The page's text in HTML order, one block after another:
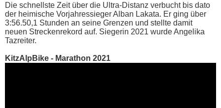
Die schnellste Zeit über die Ultra-Distanz verbucht bis dato
der heimische Vorjahressieger Alban Lakata. Er ging über
3:56.50,1 Stunden an seine Grenzen und stellte damit
neuen Streckenrekord auf. Siegerin 2021 wurde Angelika
Tazreiter.
KitzAlpBike - Marathon 2021